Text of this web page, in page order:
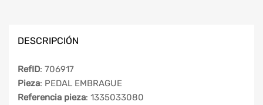
DESCRIPCIÓN
RefID: 706917
Pieza: PEDAL EMBRAGUE
Referencia pieza: 1335033080